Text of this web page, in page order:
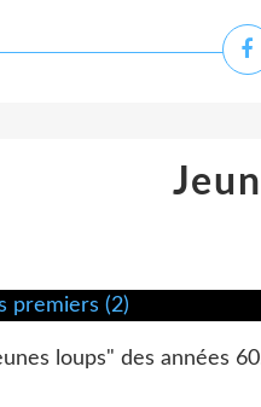
loups" des années